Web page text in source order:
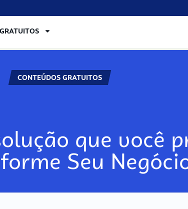
CONTEÚDOS GRATUITOS
que você
Seu